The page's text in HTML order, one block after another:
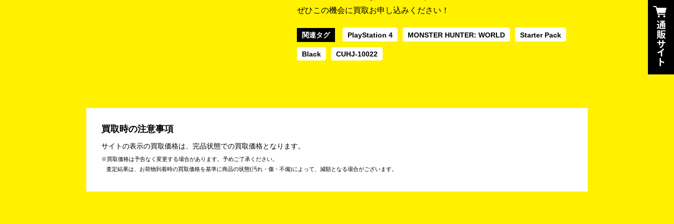
ぜひこの機会に買取お申し込みください！
関連タグ PlayStation 4 MONSTER HUNTER: WORLD Starter Pack
Black CUHJ-10022
買取時の注意事項
サイトの表示の買取価格は、完品状態での買取価格となります。
買取価格は予告なく変更する場合があります。予めご了承ください。
査定結果は、お荷物到着時の買取価格を基準に商品の状態(汚れ・傷・不備)によって、減額となる場合がございます。